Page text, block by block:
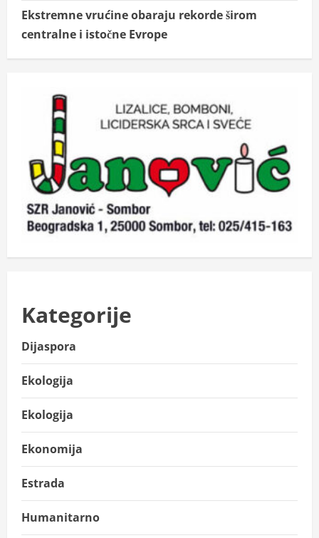
Ekstremne vrućine obaraju rekorde širom
centralne i istočne Evrope
Kategorije
Dijaspora
Ekologija
Ekologija
Ekonomija
Estrada
Humanitarno